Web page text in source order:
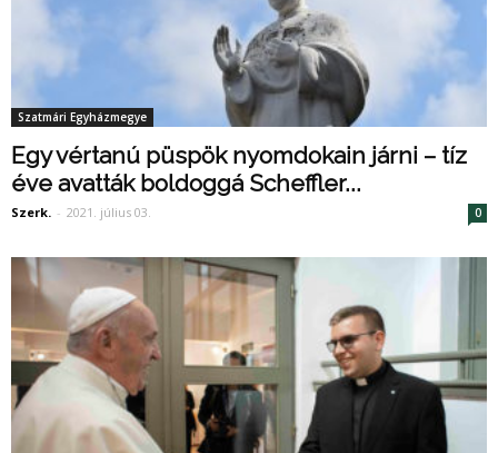
Szatmári Egyházmegye
Egy vértanú püspök nyomdokain járni – tíz
éve avatták boldoggá Scheffler...
Szerk. - 2021. július 03. 0